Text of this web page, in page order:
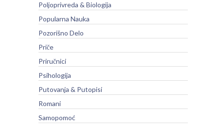
Poljoprivreda & Biologija
Popularna Nauka
Pozorišno Delo
Priče
Priručnici
Psihologija
Putovanja & Putopisi
Romani
Samopomoć